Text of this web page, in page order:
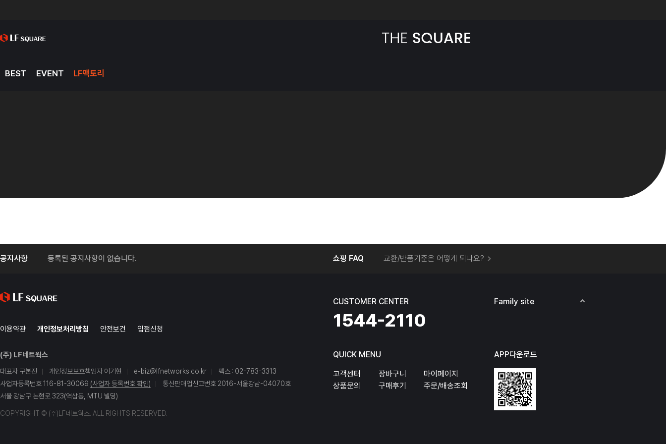
BEST EVENT LF팩토리
공지사항 등록된 공지사항이 없습니다. 쇼핑 FAQ
온라인에서 주문 후 오프라인 매장에서 상품을 수령할 수 있나요?
교환/반품기준은 어떻게 되나요?
온라인에서 구매한 상품 오프라인에서 반품이 가능한가요?
이용약관 개인정보처리방침 안전보건 입점신청
(주) LF네트웍스
대표자 구본진 개인정보보호책임자 이기현 e-biz@lfnetworks.co.kr
팩스 : 02-783-3313
사업자등록번호 116-81-30069 (사업자 등록번호 확인)
통신판매업신고번호 2016-서울강남-04070호
서울 강남구 논현로 323(역삼동, MTU 빌딩)
COPYRIGHT © (주)LF네트웍스. ALL RIGHTS RESERVED.
CUSTOMER CENTER
1544-2110
Family site
QUICK MENU
고객센터 장바구니
마이페이지
상품문의
구매후기 주문/배송조회
APP다운로드